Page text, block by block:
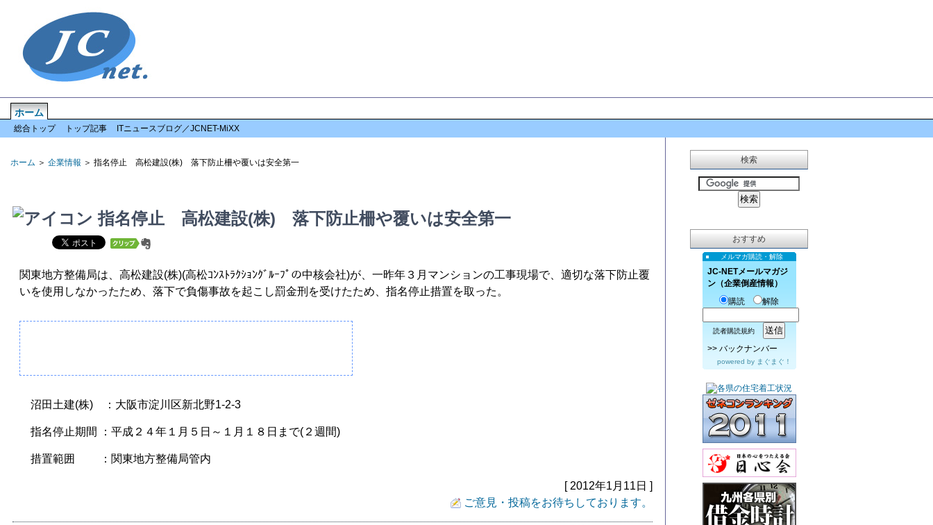
ホーム
総合トップ トップ記事 ITニュースブログ／JCNET-MiXX
ホーム ＞ 企業情報 ＞ 指名停止 高松建設(株) 落下防止柵や覆いは安全第一
指名停止 高松建設(株) 落下防止柵や覆いは安全第一
関東地方整備局は、高松建設(株)(高松ｺﾝｽﾄﾗｸｼｮﾝｸﾞﾙｰﾌﾟの中核会社)が、一昨年３月マンションの工事現場で、適切な落下防止覆
いを使用しなかったため、落下で負傷事故を起こし罰金刑を受けたため、指名停止措置を取った。
沼田土建(株) ：大阪市淀川区新北野1-2-3
指名停止期間 ：平成２４年１月５日～１月１８日まで(２週間)
措置範囲 ：関東地方整備局管内
[ 2012年1月11日 ]
ご意見・投稿をお待ちしております。
検索
おすすめ
メルマガ購読・解除
JC-NETメールマガジ
ン（企業倒産情報）
購読
解除
読者購読規約
>> バックナンバー
powered by まぐまぐ！